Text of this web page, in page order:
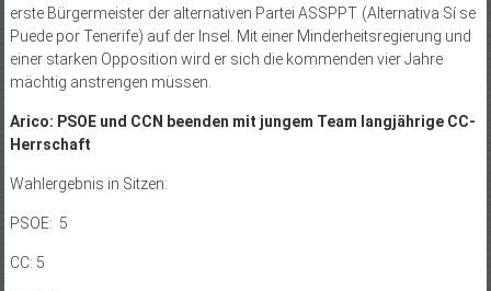
erste Bürgermeister der alternativen Partei ASSPPT (Alternativa Sí se
Puede por Tenerife) auf der Insel. Mit einer Minderheitsregierung und
einer starken Opposition wird er sich die kommenden vier Jahre
mächtig anstrengen müssen.
Arico: PSOE und CCN beenden mit jungem Team langjährige CC-
Herrschaft
Wahlergebnis in Sitzen:
PSOE: 5
CC: 5